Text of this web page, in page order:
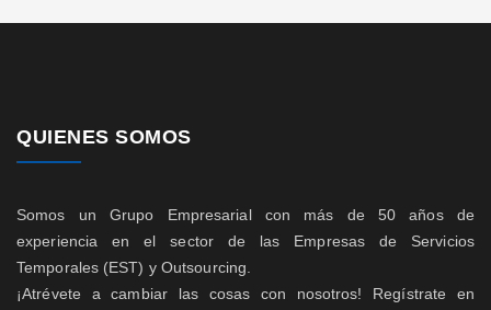
QUIENES SOMOS
Somos un Grupo Empresarial con más de 50 años de
experiencia en el sector de las Empresas de Servicios
Temporales (EST) y Outsourcing.
¡Atrévete a cambiar las cosas con nosotros! Regístrate en